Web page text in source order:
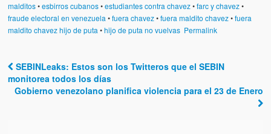
malditos•esbirros cubanos•estudiantes contra chavez•farc y chavez•
fraude electoral en venezuela •fuera chavez•fuera maldito chavez•fuera
maldito chavez hijo de puta •hijo de puta no vuelvas Permalink
Post navigation
SEBINLeaks: Estos son los Twitteros que el SEBIN
monitorea todos los días
Gobierno venezolano planifica violencia para el 23 de Enero